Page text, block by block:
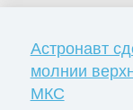
Астронавт
молнии
МКС